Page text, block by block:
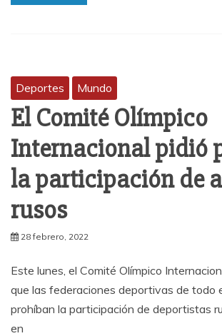
Deportes Mundo
El Comité Olímpico
Internacional pidió
la participación de
rusos
28 febrero, 2022
Este lunes, el Comité Olímpico
que las federaciones deportivas de todo
prohíban la participación de deportistas
en